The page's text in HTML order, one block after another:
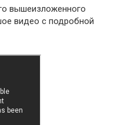
вышеизложенного
видео с подробной